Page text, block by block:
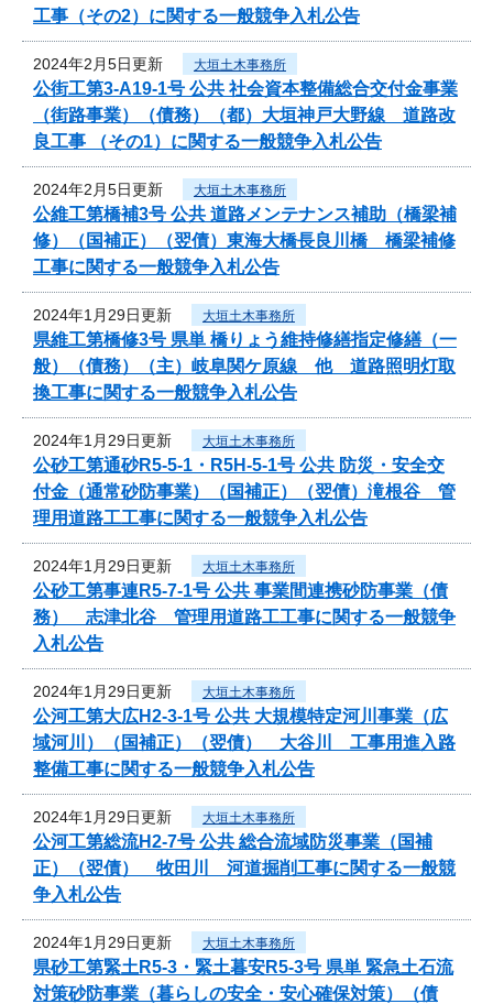
工事（その2）に関する一般競争入札公告
2024年2月5日更新 大垣土木事務所
公街工第3-A19-1号 公共 社会資本整備総合交付金事業
（街路事業）（債務）（都）大垣神戸大野線 道路改
良工事 （その1）に関する一般競争入札公告
2024年2月5日更新 大垣土木事務所
公維工第橋補3号 公共 道路メンテナンス補助（橋梁補
修）（国補正）（翌債）東海大橋長良川橋 橋梁補修
工事に関する一般競争入札公告
2024年1月29日更新 大垣土木事務所
県維工第橋修3号 県単 橋りょう維持修繕指定修繕（一
般）（債務）（主）岐阜関ケ原線 他 道路照明灯取
換工事に関する一般競争入札公告
2024年1月29日更新 大垣土木事務所
公砂工第通砂R5-5-1・R5H-5-1号 公共 防災・安全交
付金（通常砂防事業）（国補正）（翌債）滝根谷 管
理用道路工工事に関する一般競争入札公告
2024年1月29日更新 大垣土木事務所
公砂工第事連R5-7-1号 公共 事業間連携砂防事業（債
務） 志津北谷 管理用道路工工事に関する一般競争
入札公告
2024年1月29日更新 大垣土木事務所
公河工第大広H2-3-1号 公共 大規模特定河川事業（広
域河川）（国補正）（翌債） 大谷川 工事用進入路
整備工事に関する一般競争入札公告
2024年1月29日更新 大垣土木事務所
公河工第総流H2-7号 公共 総合流域防災事業（国補
正）（翌債） 牧田川 河道掘削工事に関する一般競
争入札公告
2024年1月29日更新 大垣土木事務所
県砂工第緊土R5-3・緊土暮安R5-3号 県単 緊急土石流
対策砂防事業（暮らしの安全・安心確保対策）（債